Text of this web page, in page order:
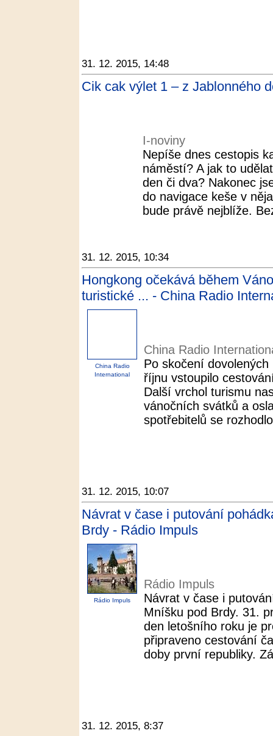
31. 12. 2015, 14:48
Cik cak výlet 1 – z Jablonného
I-noviny
Nepíše dnes cestopis
náměstí? A jak to
den či dva? Nakonec
do navigace keše v
bude právě nejblíže.
31. 12. 2015, 10:34
Hongkong očekává během
turistické ... - China Radio
China Radio
International
China Radio
Po skočení
říjnu vstoupilo
Další vrchol turismu
vánočních svátků a
spotřebitelů se
31. 12. 2015, 10:07
Návrat v čase i putování
Brdy - Rádio Impuls
Rádio Impuls
Rádio Impuls
Návrat v čase i
Mníšku pod Brdy. 31.
den letošního roku je
připraveno cestování
doby první republiky.
31. 12. 2015, 8:37